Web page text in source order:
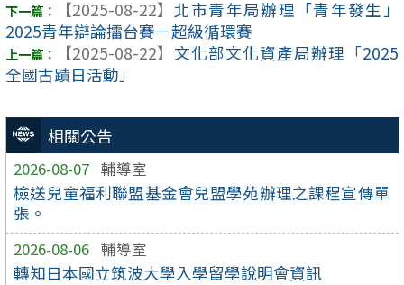
相關公告
2026-08-07 輔導室
檢送兒童福利聯盟基金會兒盟學苑辦理之課程宣傳單
張。
2026-08-06 輔導室
轉知日本國立筑波大學入學留學說明會資訊
【2025-08-22】 北市青年局辦理「青年發生」
2025青年辯論擂台賽－超級循環賽
【2025-08-22】 文化部文化資產局辦理「2025
全國古蹟日活動」